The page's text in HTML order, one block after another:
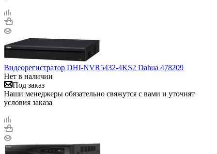
Видеорегистратор DHI-NVR5432-4KS2 Dahua 478209
Нет в наличии
Под заказ
Наши менеджеры обязательно свяжутся с вами и уточнят
условия заказа